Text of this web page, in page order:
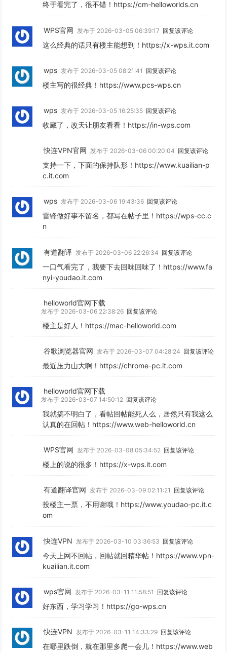
终于看完了，很不错！https://cm-helloworlds.cn
WPS官网 发布于 2026-03-05 06:39:17 回复该评论
这么经典的话只有楼主能想到！https://x-wps.it.com
wps 发布于 2026-03-05 08:21:41 回复该评论
楼主写的很经典！https://www.pcs-wps.cn
wps 发布于 2026-03-05 16:25:35 回复该评论
收藏了，改天让朋友看看！https://in-wps.com
快连VPN官网 发布于 2026-03-06 00:20:04 回复该评论
支持一下，下面的保持队形！https://www.kuailian-p
c.it.com
wps 发布于 2026-03-06 19:43:36 回复该评论
雷锋做好事不留名，都写在帖子里！https://wps-cc.c
n
有道翻译 发布于 2026-03-06 22:26:34 回复该评论
一口气看完了，我要下去回味回味了！https://www.fa
nyi-youdao.it.com
helloworld官网下载
发布于 2026-03-06 22:38:26 回复该评论
楼主是好人！https://mac-helloworld.com
谷歌浏览器官网 发布于 2026-03-07 04:28:24 回复该评论
最近压力山大啊！https://chrome-pc.it.com
helloworld官网下载
发布于 2026-03-07 14:50:12 回复该评论
我就搞不明白了，看帖回帖能死人么，居然只有我这么
认真的在回帖！https://www.web-helloworld.cn
WPS官网 发布于 2026-03-08 05:34:52 回复该评论
楼上的说的很多！https://x-wps.it.com
有道翻译官网 发布于 2026-03-09 02:11:21 回复该评论
投楼主一票，不用谢哦！https://www.youdao-pc.it.c
om
快连VPN 发布于 2026-03-10 03:36:53 回复该评论
今天上网不回帖，回帖就回精华帖！https://www.vpn-
kuailian.it.com
wps官网 发布于 2026-03-11 11:58:51 回复该评论
好东西，学习学习！https://go-wps.cn
快连VPN 发布于 2026-03-11 14:33:29 回复该评论
在哪里跌倒，就在那里多爬一会儿！https://www.web